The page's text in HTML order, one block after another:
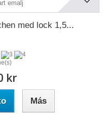
med lock 1,5...
kr
Más